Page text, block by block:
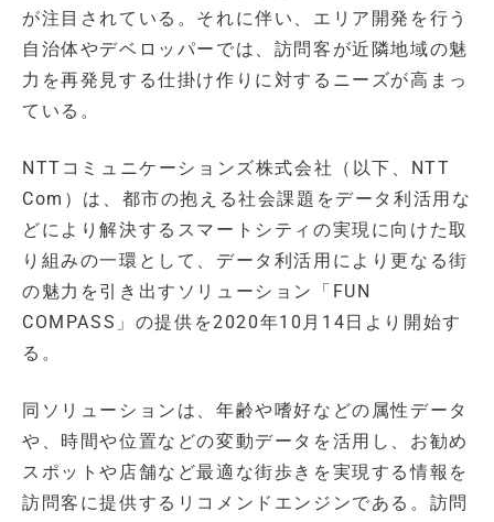
が注目されている。それに伴い、エリア開発を行う
自治体やデベロッパーでは、訪問客が近隣地域の魅
力を再発見する仕掛け作りに対するニーズが高まっ
ている。
NTTコミュニケーションズ株式会社（以下、NTT
Com）は、都市の抱える社会課題をデータ利活用な
どにより解決するスマートシティの実現に向けた取
り組みの一環として、データ利活用により更なる街
の魅力を引き出すソリューション「FUN
COMPASS」の提供を2020年10月14日より開始す
る。
同ソリューションは、年齢や嗜好などの属性データ
や、時間や位置などの変動データを活用し、お勧め
スポットや店舗など最適な街歩きを実現する情報を
訪問客に提供するリコメンドエンジンである。訪問